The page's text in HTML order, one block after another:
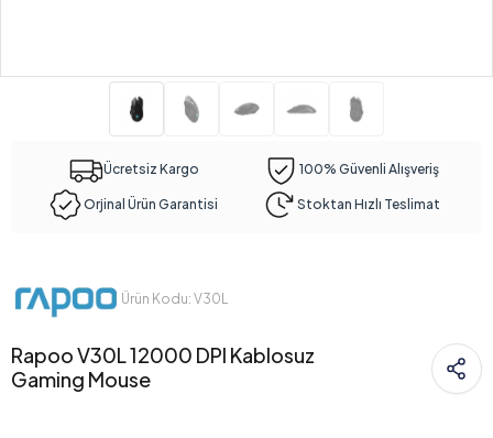
Ücretsiz Kargo 100% Güvenli Alışveriş
Orjinal Ürün Garantisi Stoktan Hızlı Teslimat
Ürün Kodu: V30L
Rapoo V30L 12000 DPI Kablosuz
Gaming Mouse